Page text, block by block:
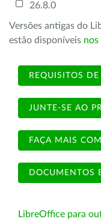
26.8.0
Versões antigas do
estão disponíveis nos
REQUISITOS
JUNTE-SE AO
FAÇA MAIS
DOCUMENTOS
LibreOffice para